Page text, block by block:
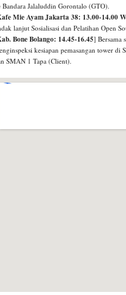
Bandara Jalaluddin Gorontalo (GTO).
Mie Ayam Jakarta 38: 13.00-14.00
lanjut Sosialisasi dan Pelatihan Open
Bone Bolango: 14.45-16.45] Bersama
kesiapan pemasangan tower
SMAN 1 Tapa (Client).